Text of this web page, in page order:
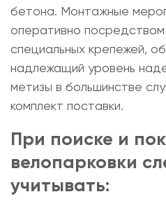
бетона. Монтажные
оперативно посредством
специальных крепежей,
надлежащий уровень
метизы в большинстве
комплект поставки.
При поиске и
велопарковки
учитывать: